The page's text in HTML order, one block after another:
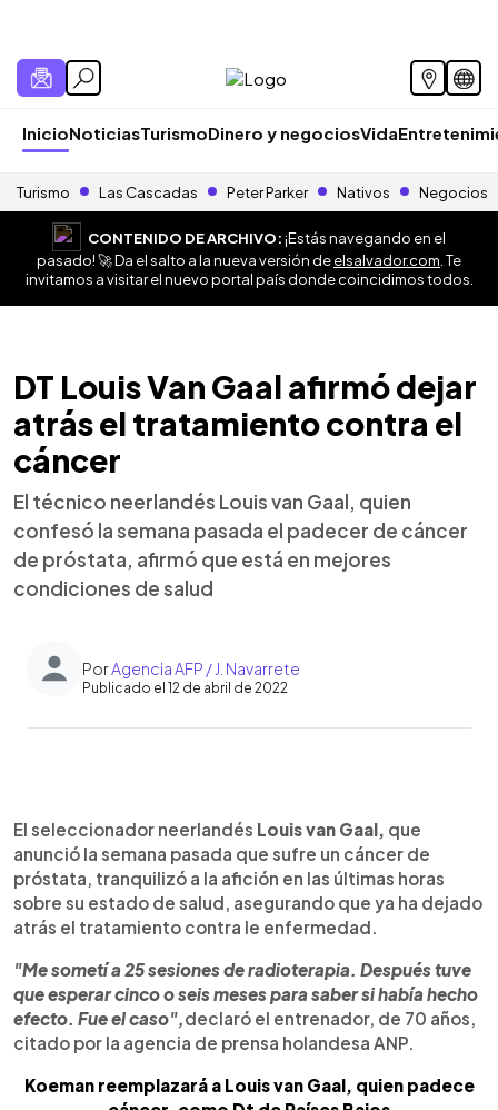
InicioNoticiasTurismoDinero y negociosVida
Turismo Las Cascadas Peter Parker Nativos Negocios
CONTENIDO DE ARCHIVO:¡Estás navegando en el
pasado! 🚀 Da el salto a la nueva versión deelsalvador.com . Te
invitamos a visitar el nuevo portal país donde coincidimos todos.
DT Louis Van Gaal afirmó dejar
atrás el tratamiento contra el
cáncer
El técnico neerlandés Louis van Gaal, quien
confesó la semana pasada el padecer de cáncer
de próstata, afirmó que está en mejores
condiciones de salud
PorAgencia AFP / J. Navarrete
Publicado el 12 de abril de 2022
Escuchar artículo
El seleccionador neerlandés Louis van Gaal, que
anunció la semana pasada que sufre un cáncer de
próstata, tranquilizó a la afición en las últimas horas
sobre su estado de salud, asegurando que ya ha dejado
atrás el tratamiento contra le enfermedad.
"Me sometí a 25 sesiones de radioterapia. Después tuve
que esperar cinco o seis meses para saber si había hecho
efecto. Fue el caso",declaró el entrenador, de 70 años,
citado por la agencia de prensa holandesa ANP.
Koeman reemplazará a Louis van Gaal, quien padece